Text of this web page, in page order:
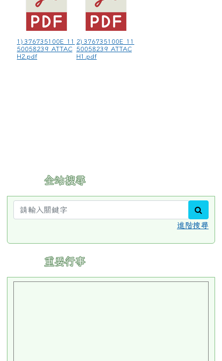
1) 376735100E_11
50058239_ATTAC
H2.pdf
2) 376735100E_11
50058239_ATTAC
H1.pdf
全站搜尋
進階搜尋
重要行事